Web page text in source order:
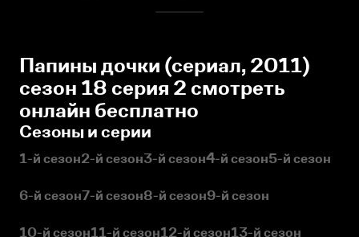
Папины дочки (сериал, 2011)
сезон 18 серия 2 смотреть
онлайн бесплатно
Сезоны и серии
1-й сезон2-й сезон3-й сезон4-й сезон5-й сезон
6-й сезон7-й сезон8-й сезон9-й сезон
10-й сезон11-й сезон12-й сезон13-й сезон